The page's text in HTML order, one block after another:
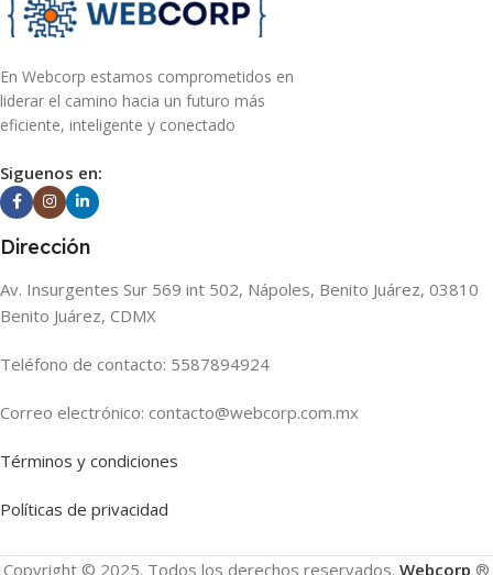
En Webcorp estamos comprometidos en
liderar el camino hacia un futuro más
eficiente, inteligente y conectado
Siguenos en:
Dirección
Av. Insurgentes Sur 569 int 502, Nápoles, Benito Juárez, 03810
Benito Juárez, CDMX
Teléfono de contacto: 5587894924
Correo electrónico: contacto@webcorp.com.mx
Términos y condiciones
Políticas de privacidad
Copyright © 2025. Todos los derechos reservados. Webcorp ®